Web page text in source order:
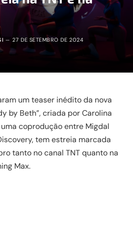
27 DE SETEMBRO DE 2024
um teaser inédito da nova
by Beth”, criada por Carolina
coprodução entre Migdal
tem estreia marcada
tanto no canal TNT quanto na
Max.